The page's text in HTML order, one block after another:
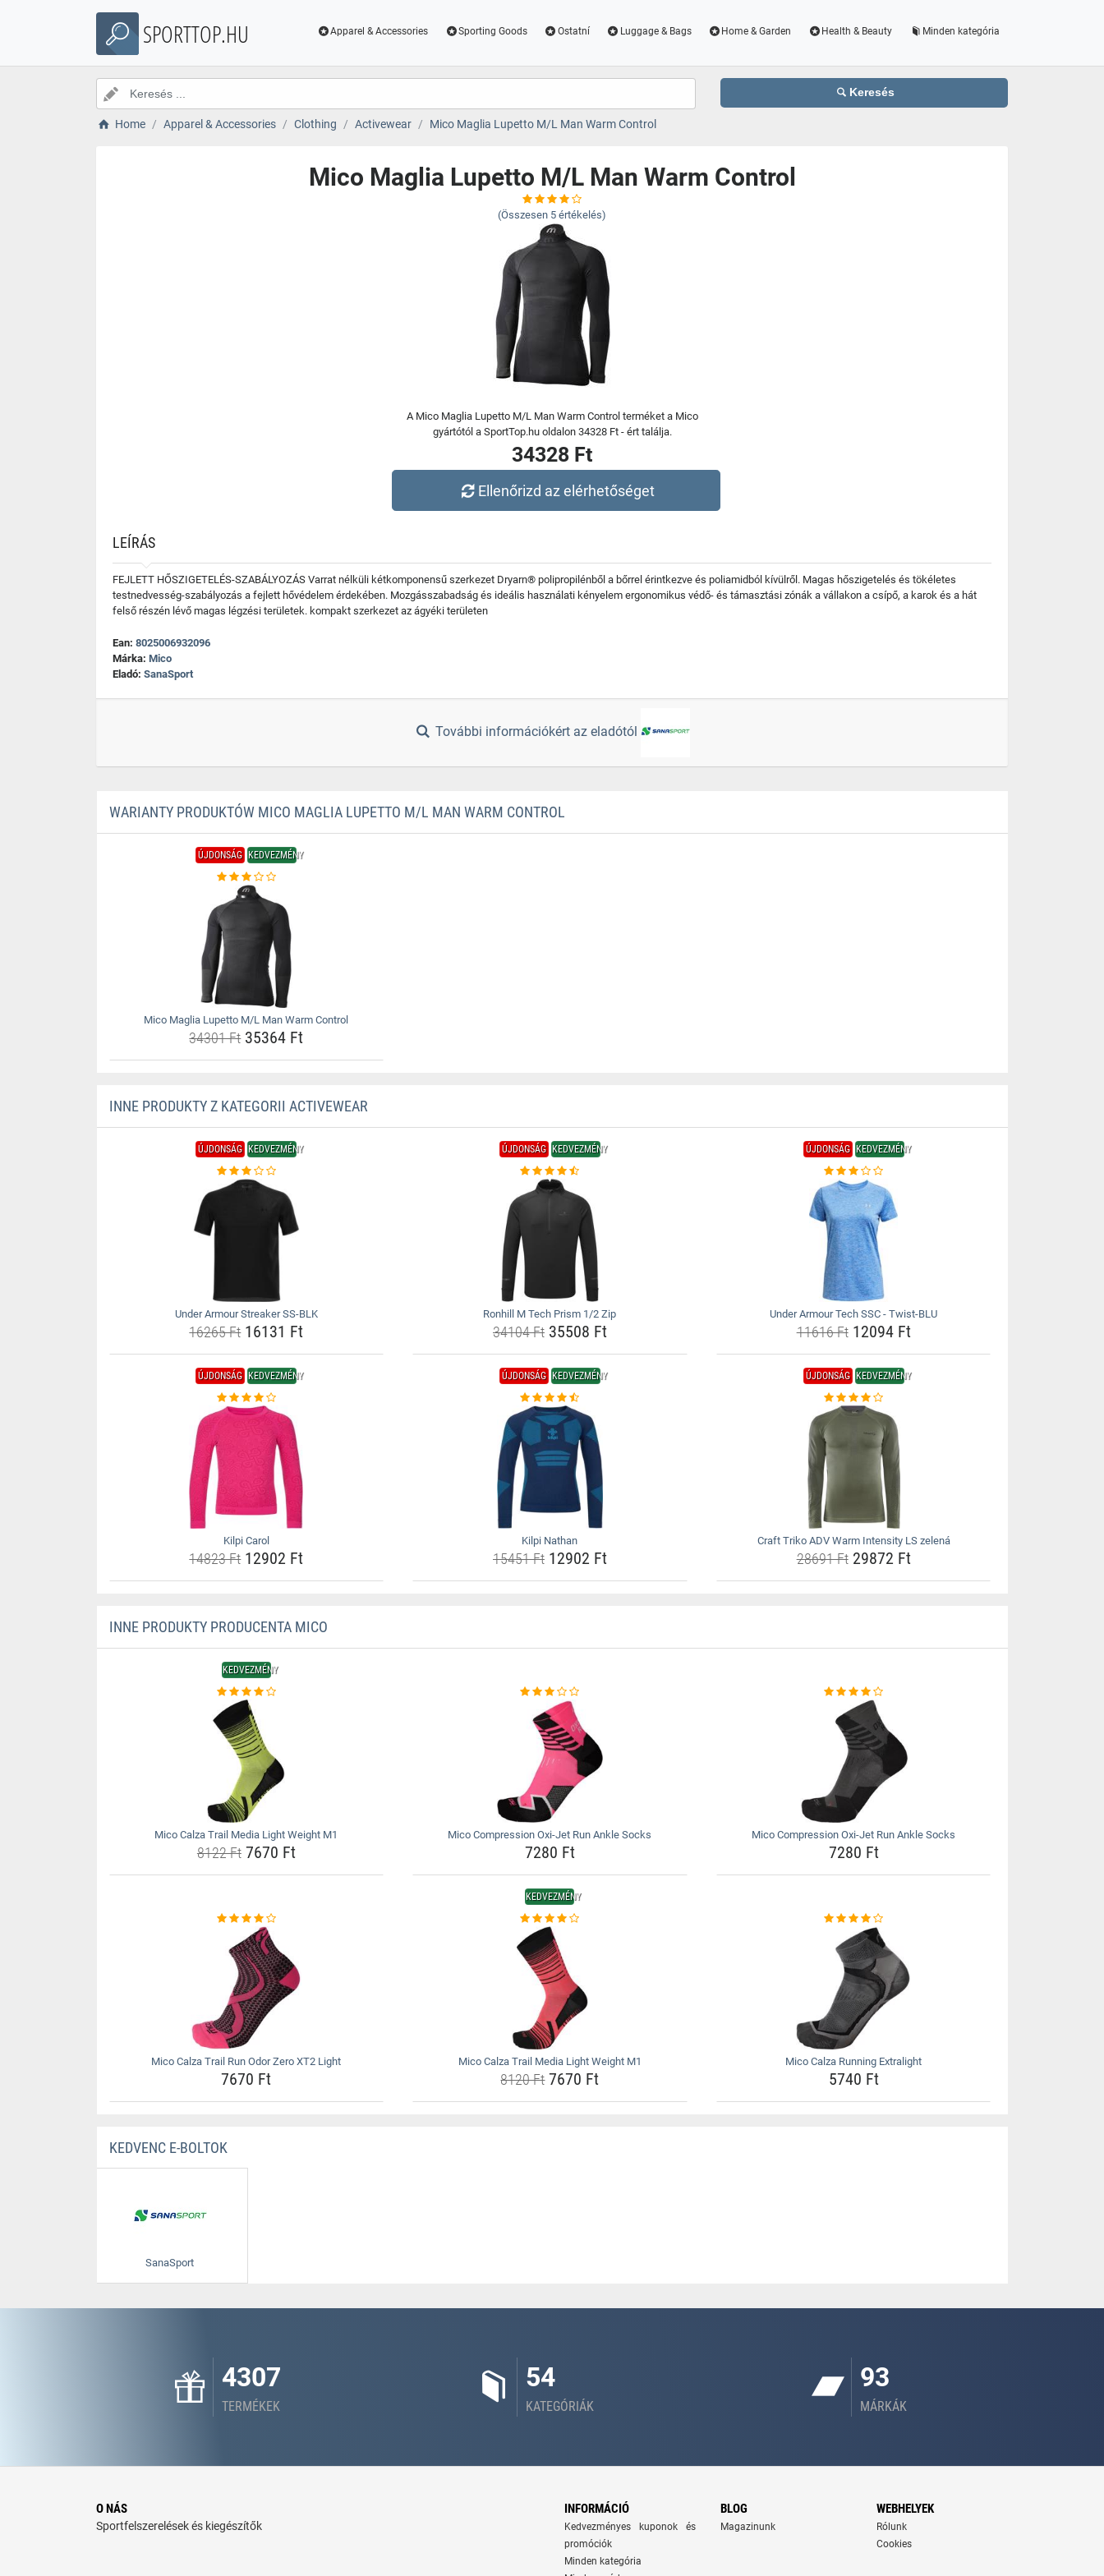
SPORTTOP.HU Apparel & Accessories Sporting Goods Ostatní Luggage & Bags Home & Garden Health & Beauty Minden kategória
Keresés
Home Apparel & Accessories Clothing Activewear Mico Maglia Lupetto M/L Man Warm Control
Mico Maglia Lupetto M/L Man Warm Control
(Összesen 5 értékelés)
A Mico Maglia Lupetto M/L Man Warm Control terméket a Mico
gyártótól a SportTop.hu oldalon 34328 Ft - ért találja.
34328 Ft
Ellenőrizd az elérhetőséget
LEÍRÁS
FEJLETT HŐSZIGETELÉS-SZABÁLYOZÁS Varrat nélküli kétkomponensű szerkezet Dryarn® polipropilénből a bőrrel érintkezve és poliamidból kívülről. Magas hőszigetelés és tökéletes
testnedvesség-szabályozás a fejlett hővédelem érdekében. Mozgásszabadság és ideális használati kényelem ergonomikus védő- és támasztási zónák a vállakon a csípő, a karok és a hát
felső részén lévő magas légzési területek. kompakt szerkezet az ágyéki területen
Ean: 8025006932096
Márka: Mico
Eladó: SanaSport
További információkért az eladótól
WARIANTY PRODUKTÓW MICO MAGLIA LUPETTO M/L MAN WARM CONTROL
ÚJDONSÁG KEDVEZMÉNY
Mico Maglia Lupetto M/L Man Warm Control
34301 Ft35364 Ft
INNE PRODUKTY Z KATEGORII ACTIVEWEAR
ÚJDONSÁG KEDVEZMÉNY
Under Armour Streaker SS-BLK
16265 Ft16131 Ft
ÚJDONSÁG KEDVEZMÉNY
Ronhill M Tech Prism 1/2 Zip
34104 Ft35508 Ft
ÚJDONSÁG KEDVEZMÉNY
Under Armour Tech SSC - Twist-BLU
11616 Ft12094 Ft
ÚJDONSÁG KEDVEZMÉNY
Kilpi Carol
14823 Ft12902 Ft
ÚJDONSÁG KEDVEZMÉNY
Kilpi Nathan
15451 Ft12902 Ft
ÚJDONSÁG KEDVEZMÉNY
Craft Triko ADV Warm Intensity LS zelená
28691 Ft29872 Ft
INNE PRODUKTY PRODUCENTA MICO
KEDVEZMÉNY
Mico Calza Trail Media Light Weight M1
8122 Ft7670 Ft
Mico Compression Oxi-Jet Run Ankle Socks
7280 Ft
Mico Compression Oxi-Jet Run Ankle Socks
7280 Ft
Mico Calza Trail Run Odor Zero XT2 Light
7670 Ft
KEDVEZMÉNY
Mico Calza Trail Media Light Weight M1
8120 Ft7670 Ft
Mico Calza Running Extralight
5740 Ft
KEDVENC E-BOLTOK
SanaSport
4307
TERMÉKEK
54
KATEGÓRIÁK
93
MÁRKÁK
O NÁS
Sportfelszerelések és kiegészítők
INFORMÁCIÓ
Kedvezményes kuponok és
promóciók
Minden kategória
BLOG
Magazinunk
WEBHELYEK
Rólunk
Cookies